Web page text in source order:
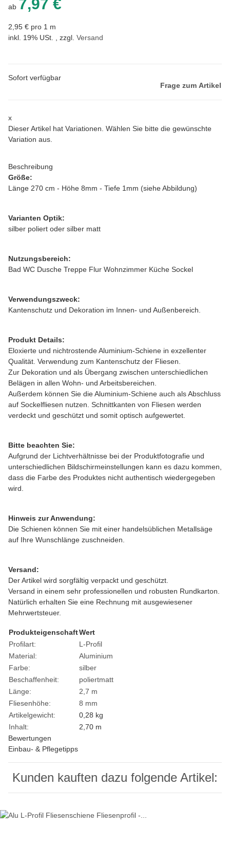
ab 7,97 €
2,95 € pro 1 m
inkl. 19% USt. , zzgl. Versand
Sofort verfügbar
Frage zum Artikel
x
Dieser Artikel hat Variationen. Wählen Sie bitte die gewünschte
Variation aus.
Beschreibung
Größe:
Länge 270 cm - Höhe 8mm - Tiefe 1mm (siehe Abbildung)
Varianten Optik:
silber poliert oder silber matt
Nutzungsbereich:
Bad WC Dusche Treppe Flur Wohnzimmer Küche Sockel
Verwendungszweck:
Kantenschutz und Dekoration im Innen- und Außenbereich.
Produkt Details:
Eloxierte und nichtrostende Aluminium-Schiene in exzellenter
Qualität. Verwendung zum Kantenschutz der Fliesen.
Zur Dekoration und als Übergang zwischen unterschiedlichen
Belägen in allen Wohn- und Arbeitsbereichen.
Außerdem können Sie die Aluminium-Schiene auch als Abschluss
auf Sockelfliesen nutzen. Schnittkanten von Fliesen werden
verdeckt und geschützt und somit optisch aufgewertet.
Bitte beachten Sie:
Aufgrund der Lichtverhältnisse bei der Produktfotografie und
unterschiedlichen Bildschirmeinstellungen kann es dazu kommen,
dass die Farbe des Produktes nicht authentisch wiedergegeben
wird.
Hinweis zur Anwendung:
Die Schienen können Sie mit einer handelsüblichen Metallsäge
auf Ihre Wunschlänge zuschneiden.
Versand:
Der Artikel wird sorgfältig verpackt und geschützt.
Versand in einem sehr professionellen und robusten Rundkarton.
Natürlich erhalten Sie eine Rechnung mit ausgewiesener
Mehrwertsteuer.
ProdukteigenschaftWert
Profilart:
L-Profil
Material:
Aluminium
Farbe:
silber
Beschaffenheit:
poliertmatt
Länge:
2,7 m
Fliesenhöhe:
8 mm
Artikelgewicht:
0,28 kg
Inhalt:
2,70 m
Bewertungen
Einbau- & Pflegetipps
Kunden kauften dazu folgende Artikel: